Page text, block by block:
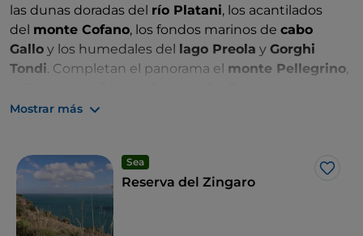
las dunas doradas del río Platani, los acantilados
del monte Cofano, los fondos marinos de cabo
Gallo y los humedales del lago Preola y Gorghi
Tondi. Completan el panorama el monte Pellegrino,
de ellos guardián de hábitats valiosos.
Mostrar más
Sea
Me
Reserva del Zingaro